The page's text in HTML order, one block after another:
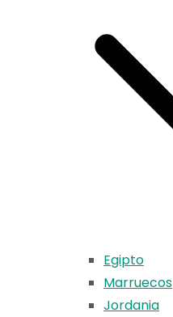
Egipto
Marruecos
Jordania